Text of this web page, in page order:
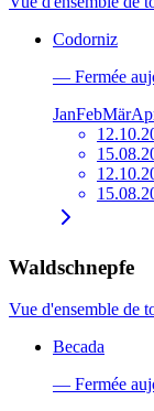
Codorniz
— Fermée
JanFebMär
Waldschnepfe
Vue d'ensemble de
Becada
— Fermée